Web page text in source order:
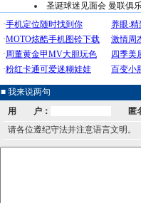
圣诞球迷见面会 曼联俱
■ 我来说两句
用 户：
匿
请各位遵纪守法并注意语言文明。